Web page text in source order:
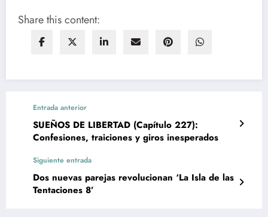
Share this content:
Entrada anterior
SUEÑOS DE LIBERTAD (Capítulo 227):
Confesiones, traiciones y giros inesperados
Siguiente entrada
Dos nuevas parejas revolucionan ‘La Isla de las
Tentaciones 8’